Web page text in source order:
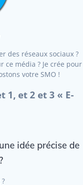
des réseaux sociaux ?
ce média ? Je crée pour
votre SMO !
1, et 2 et 3 « E-
idée précise de